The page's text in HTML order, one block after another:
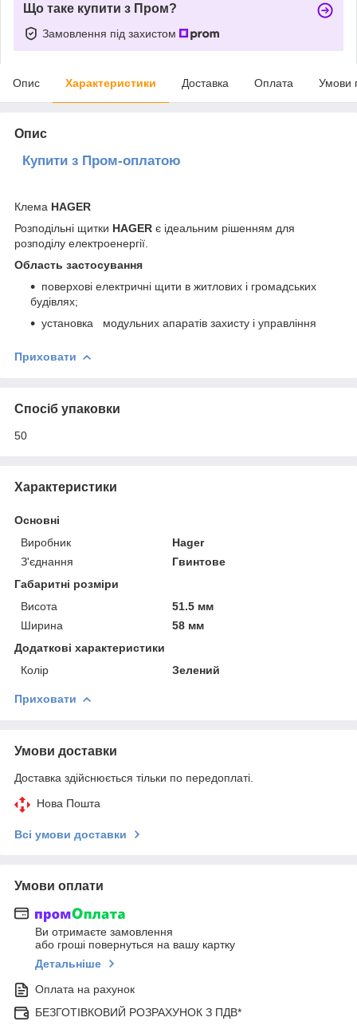
Що таке купити з Пром?
Замовлення під захистом
Опис Характеристики Доставка Оплата Умови
Опис
Купити з Пром-оплатою
Клема HAGER
Розподільні щитки HAGER є ідеальним рішенням для
розподілу електроенергії.
Область застосування
поверхові електричні щити в житлових і громадських
будівлях;
установка модульних апаратів захисту і управління
Приховати
Спосіб упаковки
50
Характеристики
Основні
Виробник
Hager
З'єднання
Гвинтове
Габаритні розміри
Висота
51.5 мм
Ширина
58 мм
Додаткові характеристики
Колір
Зелений
Приховати
Умови доставки
Доставка здійснюється тільки по передоплаті.
Нова Пошта
Всі умови доставки
Умови оплати
Ви отримаєте замовлення
або гроші повернуться на вашу картку
Детальніше
Оплата на рахунок
БЕЗГОТІВКОВИЙ РОЗРАХУНОК З ПДВ*